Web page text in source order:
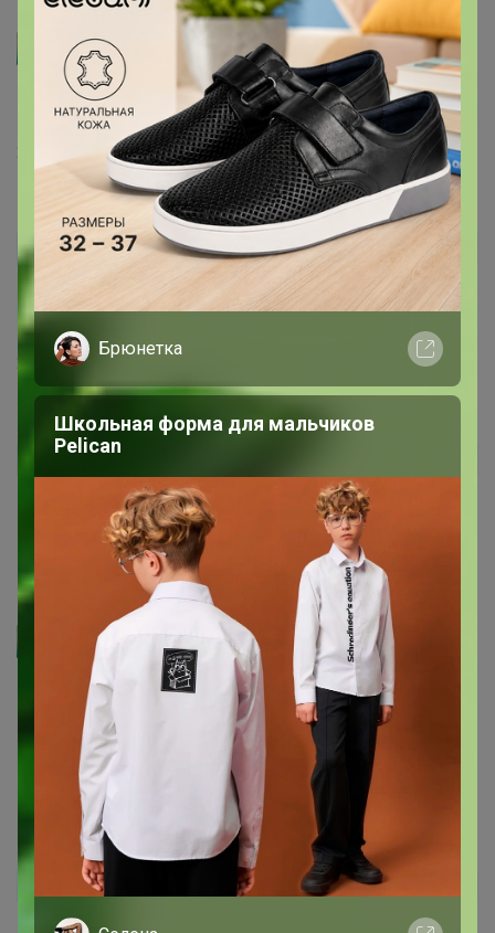
Артемида
nataki2007, спасибо за отзыв
24 января, 2023 09:51
nataki2007 Автор уже получил заказ!
Спасибо, отличное печенье. не ожидала, что его так
много))
24 января, 2023 09:49
Ольга счастливая
Спасибо!! Огромная коробка хватит на все торты !
7 января, 2023 10:25
Артемида
Natafeska, Спасибо Вам за заказы и доверие
16 декабря, 2022 19:26
Natafeska Автор уже получил заказ!
Брюнетка
Школьная форма для мальчиков
Pelican